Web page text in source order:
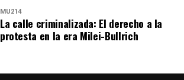
MU214
La calle criminalizada: El derecho a la
protesta en la era Milei-Bullrich